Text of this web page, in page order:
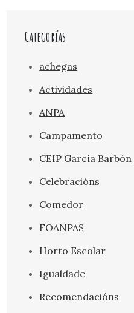
Categorías
achegas
Actividades
ANPA
Campamento
CEIP García Barbón
Celebracións
Comedor
FOANPAS
Horto Escolar
Igualdade
Recomendacións